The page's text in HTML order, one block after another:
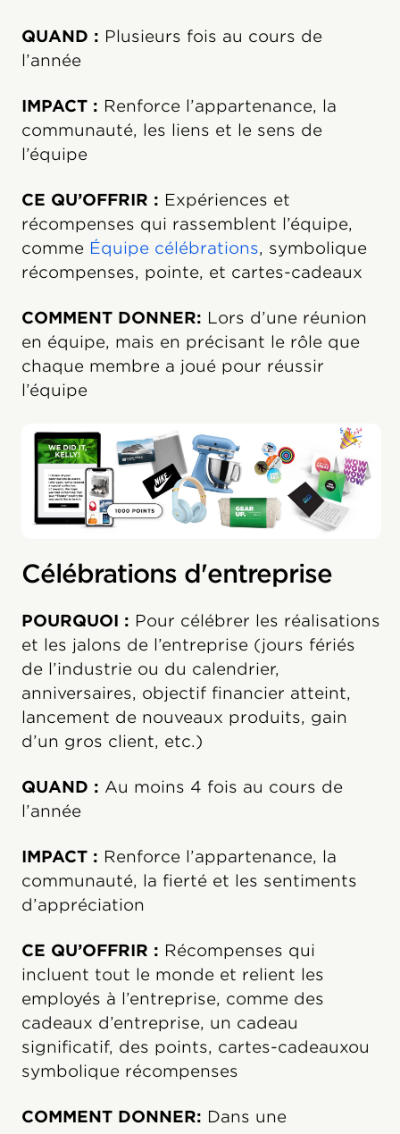
QUAND : Plusieurs fois au cours de
l’année
IMPACT : Renforce l’appartenance, la
communauté, les liens et le sens de
l’équipe
CE QU’OFFRIR : Expériences et
récompenses qui rassemblent l’équipe,
comme Équipe célébrations, symbolique
récompenses, pointe, et cartes-cadeaux
COMMENT DONNER: Lors d’une réunion
en équipe, mais en précisant le rôle que
chaque membre a joué pour réussir
l’équipe
Célébrations d'entreprise
POURQUOI : Pour célébrer les réalisations
et les jalons de l’entreprise (jours fériés
de l’industrie ou du calendrier,
anniversaires, objectif financier atteint,
lancement de nouveaux produits, gain
d’un gros client, etc.)
QUAND : Au moins 4 fois au cours de
l’année
IMPACT : Renforce l’appartenance, la
communauté, la fierté et les sentiments
d’appréciation
CE QU’OFFRIR : Récompenses qui
incluent tout le monde et relient les
employés à l’entreprise, comme des
cadeaux d’entreprise, un cadeau
significatif, des points, cartes-cadeauxou
symbolique récompenses
COMMENT DONNER: Dans une